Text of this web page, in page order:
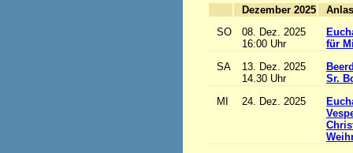
Dezember 2025
SO
08. Dez. 2025
16:00 Uhr
für
SA
13. Dez. 2025
14.30 Uhr
Sr.
MI
24. Dez. 2025